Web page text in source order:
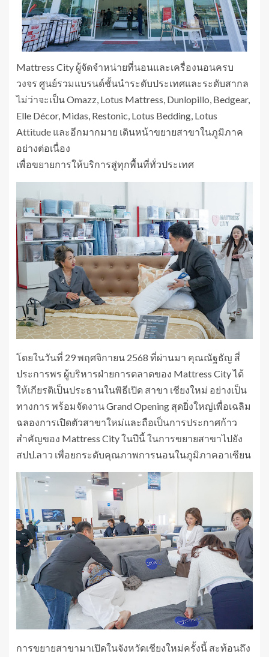
Mattress City ผู้จัดจำหน่ายที่นอนและเครื่องนอนครบ
วงจร ศูนย์รวมแบรนด์ชั้นนำระดับประเทศและระดับสากล
ไม่ว่าจะเป็น Omazz, Lotus Mattress, Dunlopillo, Bedgear,
Elle Décor, Midas, Restonic, Lotus Bedding, Lotus
Attitude และอีกมากมาย เดินหน้าขยายสาขาในภูมิภาค
อย่างต่อเนื่อง
เพื่อขยายการให้บริการสู่ทุกพื้นที่ทั่วประเทศ
โดยในวันที่ 29 พฤศจิกายน 2568 ที่ผ่านมา คุณณัฐธัญ สี่
ประการพร ผู้บริหารฝ่ายการตลาดของ Mattress City ได้
ให้เกียรติเป็นประธานในพิธีเปิด สาขา เชียงใหม่ อย่างเป็น
ทางการ พร้อมจัดงาน Grand Opening สุดยิ่งใหญ่เพื่อเฉลิม
ฉลองการเปิดตัวสาขาใหม่และถือเป็นการประกาศก้าว
สำคัญของ Mattress City ในปีนี้ ในการขยายสาขาไปยัง
สปป.ลาว เพื่อยกระดับคุณภาพการนอนในภูมิภาคอาเซียน
การขยายสาขามาเปิดในจังหวัดเชียงใหม่ครั้งนี้ สะท้อนถึง